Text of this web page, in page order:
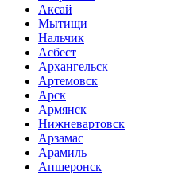
Аксай
Мытищи
Нальчик
Асбест
Архангельск
Артемовск
Арск
Армянск
Нижневартовск
Арзамас
Арамиль
Апшеронск